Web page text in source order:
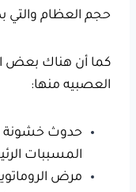
حجم العظام والتي
كما أن هناك بعض
العصبيه منها:
حدوث خشونة
المسببات
مرض